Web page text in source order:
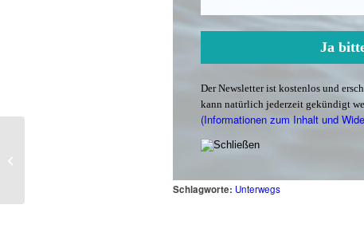
Der Newsletter ist kostenlos und
kann natürlich jederzeit gekündigt
(Informationen zum Inhalt und
Schlagworte: Unterwegs